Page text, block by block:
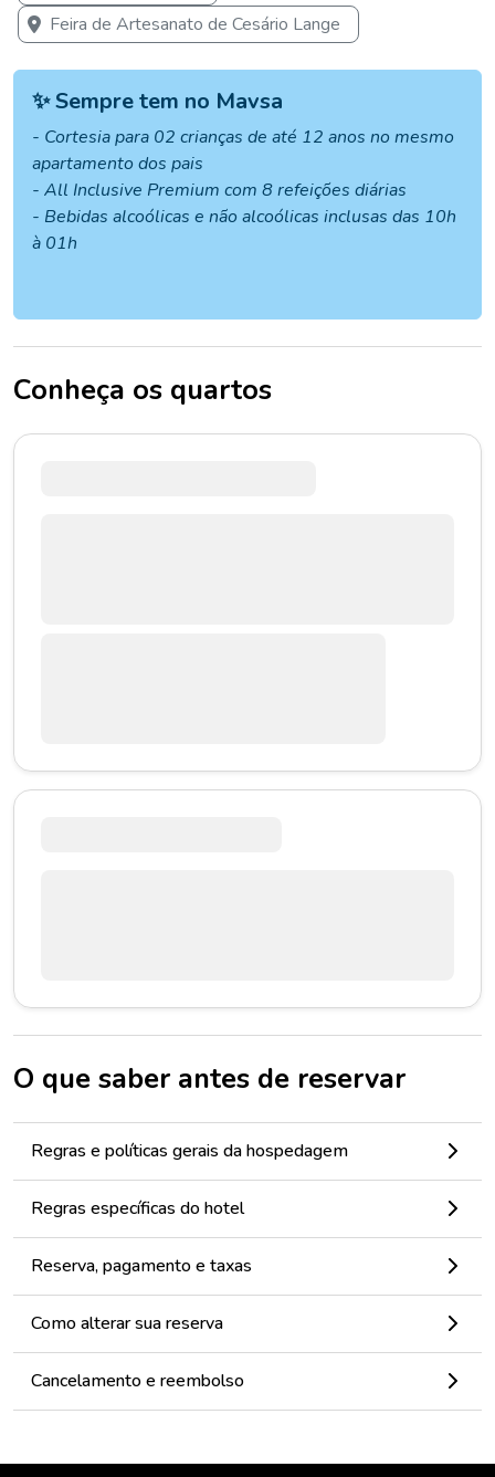
Feira de Artesanato de Cesário Lange
✨ Sempre tem no Mavsa
- Cortesia para 02 crianças de até 12 anos no mesmo
apartamento dos pais
- All Inclusive Premium com 8 refeições diárias
- Bebidas alcoólicas e não alcoólicas inclusas das 10h
à 01h
Conheça os quartos
O que saber antes de reservar
Regras e políticas gerais da hospedagem
Regras específicas do hotel
Reserva, pagamento e taxas
Como alterar sua reserva
Cancelamento e reembolso